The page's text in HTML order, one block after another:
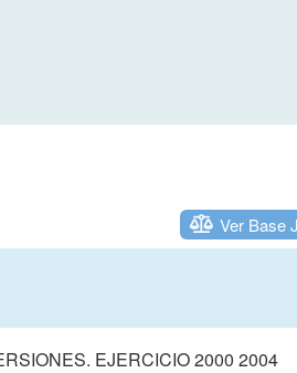
Ver Base
EJERCICIO 2000 2004